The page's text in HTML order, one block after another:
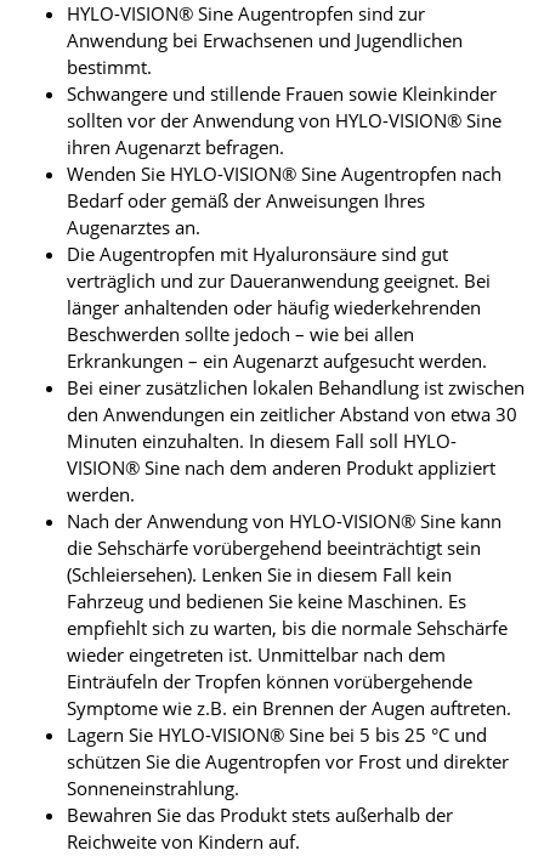
HYLO-VISION® Sine Augentropfen sind zur
Anwendung bei Erwachsenen und Jugendlichen
bestimmt.
Schwangere und stillende Frauen sowie Kleinkinder
sollten vor der Anwendung von HYLO-VISION® Sine
ihren Augenarzt befragen.
Wenden Sie HYLO-VISION® Sine Augentropfen nach
Bedarf oder gemäß der Anweisungen Ihres
Augenarztes an.
Die Augentropfen mit Hyaluronsäure sind gut
verträglich und zur Daueranwendung geeignet. Bei
länger anhaltenden oder häufig wiederkehrenden
Beschwerden sollte jedoch – wie bei allen
Erkrankungen – ein Augenarzt aufgesucht werden.
Bei einer zusätzlichen lokalen Behandlung ist zwischen
den Anwendungen ein zeitlicher Abstand von etwa 30
Minuten einzuhalten. In diesem Fall soll HYLO-
VISION® Sine nach dem anderen Produkt appliziert
werden.
Nach der Anwendung von HYLO-VISION® Sine kann
die Sehschärfe vorübergehend beeinträchtigt sein
(Schleiersehen). Lenken Sie in diesem Fall kein
Fahrzeug und bedienen Sie keine Maschinen. Es
empfiehlt sich zu warten, bis die normale Sehschärfe
wieder eingetreten ist. Unmittelbar nach dem
Einträufeln der Tropfen können vorübergehende
Symptome wie z.B. ein Brennen der Augen auftreten.
Lagern Sie HYLO-VISION® Sine bei 5 bis 25 °C und
schützen Sie die Augentropfen vor Frost und direkter
Sonneneinstrahlung.
Bewahren Sie das Produkt stets außerhalb der
Reichweite von Kindern auf.